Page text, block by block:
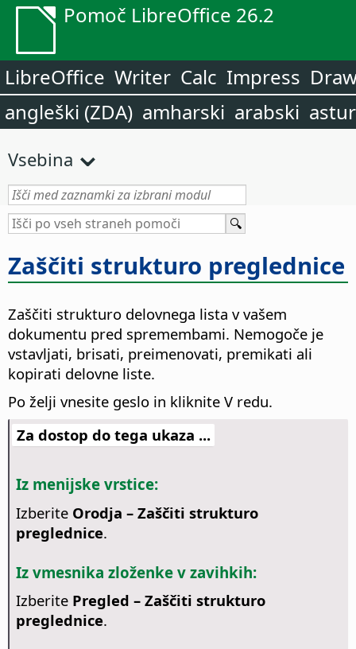
Pomoč LibreOffice 26.2
LibreOffice Writer Calc Impress
angleški (ZDA) amharski arabski
Vsebina
Zaščiti strukturo preglednice
Zaščiti strukturo delovnega lista v vašem
dokumentu pred spremembami. Nemogoče je
vstavljati, brisati, preimenovati, premikati ali
kopirati delovne liste.
Po želji vnesite geslo in kliknite V redu.
Za dostop do tega ukaza ...
Iz menijske vrstice:
Izberite Orodja – Zaščiti strukturo
preglednice.
Iz vmesnika zloženke v zavihkih:
Izberite Pregled – Zaščiti strukturo
preglednice.